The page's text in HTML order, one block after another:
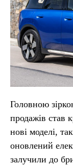
Головною
продажів став
нові моделі,
оновлений
залучили до